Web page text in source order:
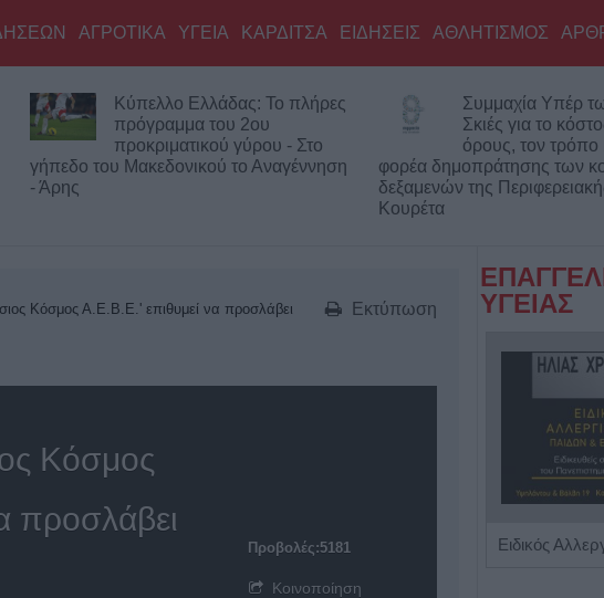
ΑΓΡΟΤΙΚΑ ΥΓΕΙΑ ΚΑΡΔΙΤΣΑ ΕΙΔΗΣΕΙΣ ΑΘΛΗΤΙΣΜΟΣ
Κύπελλο Ελλάδας: Το πλήρες
πρόγραμμα του 2ου
προκριματικού γύρου - Στο
γήπεδο του Μακεδονικού το Αναγέννηση
- Άρης
Συμμαχία Υπέρ
Σκιές για το
όρους, τον τρόπο
φορέα δημοπράτησης των
δεξαμενών της
Κουρέτα
Εκτύπωση
Κόσμος Α.Ε.Β.Ε.' επιθυμεί να προσλάβει
Κόσμος
προσλάβει
Προβολές:5181
Κοινοποίηση
ΥΓΕΙΑΣ